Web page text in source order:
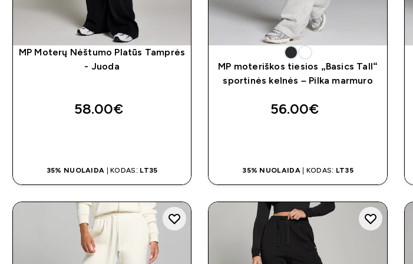
MP Moterų Nėštumo Platūs Tamprės
- Juoda
58.00€‎
35% NUOLAIDA | KODAS: LT35
MP moteriškos tiesios „Basics Tall“
sportinės kelnės – Pilka marmuro
56.00€‎
35% NUOLAIDA| KODAS: LT35